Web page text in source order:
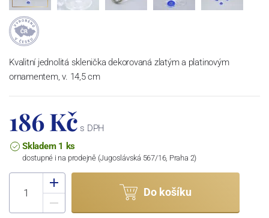
Kvalitní jednolitá sklenička dekorovaná zlatým a platinovým
ornamentem, v. 14,5 cm
186 Kč s DPH
Skladem 1 ks
dostupné i na prodejně (Jugoslávská 567/16, Praha 2)
Do košíku